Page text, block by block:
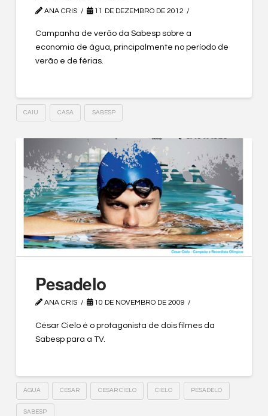
ANA CRIS 11 DE DEZEMBRO DE 2012
Campanha de verão da Sabesp sobre a
economia de água, principalmente no período de
verão e de férias.
CAIU CASA SABESP
Pesadelo
ANA CRIS 10 DE NOVEMBRO DE 2009
César Cielo é o protagonista de dois filmes da
Sabesp para a TV.
AGUA CESAR CESAR CIELO CIELO PESADELO
SABESP